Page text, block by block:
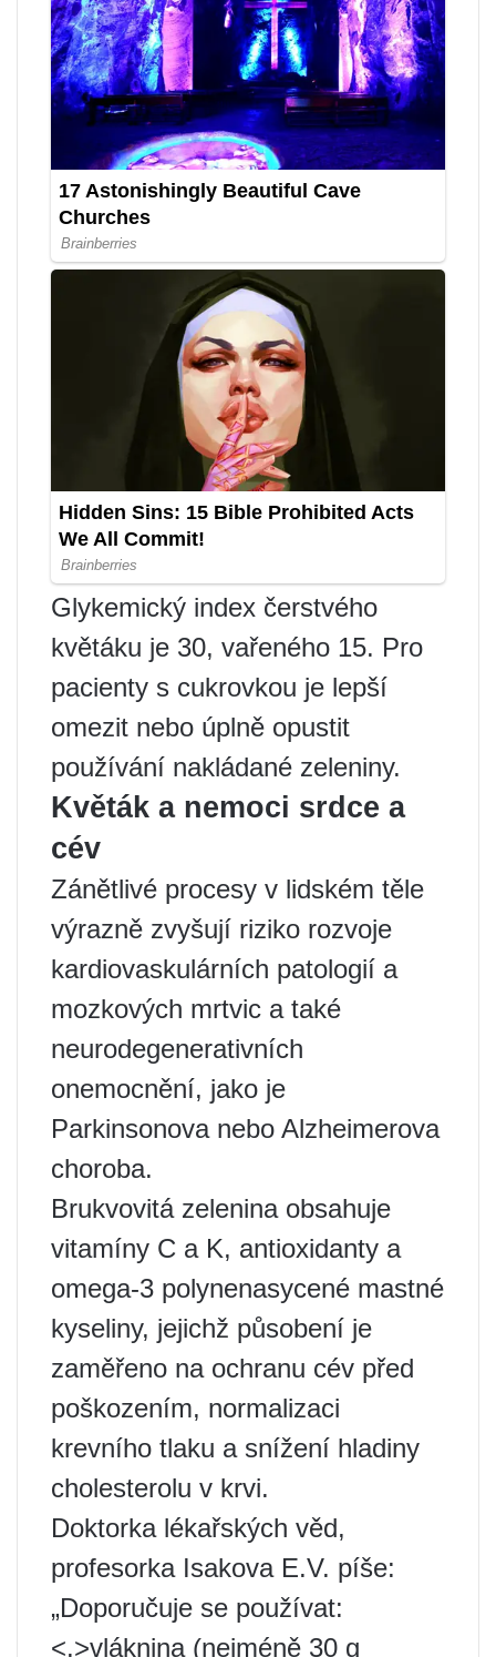
Glykemický index čerstvého
květáku je 30, vařeného 15. Pro
pacienty s cukrovkou je lepší
omezit nebo úplně opustit
používání nakládané zeleniny.
Květák a nemoci srdce a
cév
Zánětlivé procesy v lidském těle
výrazně zvyšují riziko rozvoje
kardiovaskulárních patologií a
mozkových mrtvic a také
neurodegenerativních
onemocnění, jako je
Parkinsonova nebo Alzheimerova
choroba.
Brukvovitá zelenina obsahuje
vitamíny C a K, antioxidanty a
omega-3 polynenasycené mastné
kyseliny, jejichž působení je
zaměřeno na ochranu cév před
poškozením, normalizaci
krevního tlaku a snížení hladiny
cholesterolu v krvi.
Doktorka lékařských věd,
profesorka Isakova E.V. píše:
„Doporučuje se používat:
<.>vláknina (nejméně 30 g